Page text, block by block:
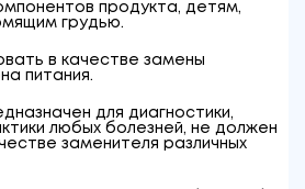
продукта, детям,
грудью.
в качестве замены
питания.
для диагностики,
любых болезней, не должен
заменителя различных